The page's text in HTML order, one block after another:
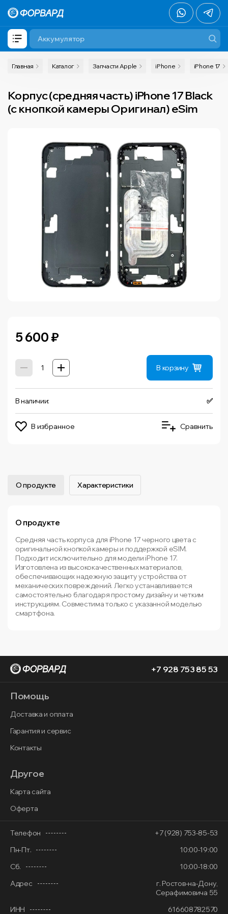
Главная Каталог Запчасти Apple iPhone iPhone 17
Корпус (средняя часть) iPhone 17 Black
(с кнопкой камеры Оригинал) eSim
5 600₽
В корзину
В наличии: ✅
В избранное Сравнить
О продукте Характеристики
О продукте
Средняя часть корпуса для iPhone 17 черного цвета с
оригинальной кнопкой камеры и поддержкой eSIM.
Подходит исключительно для модели iPhone 17.
Изготовлена из высококачественных материалов,
обеспечивающих надежную защиту устройства от
механических повреждений. Легко устанавливается
самостоятельно благодаря простому дизайну и четким
инструкциям. Совместима только с указанной моделью
смартфона.
+7 928 753 85 53
Помощь
Доставка и оплата
Гарантия и сервис
Контакты
Другое
Карта сайта
Оферта
Телефон
+7 (928) 753-85-53
Пн-Пт.
10:00-19:00
Сб.
10:00-18:00
Адрес
г. Ростов-на-Дону,
Серафимовича 55
ИНН
616608782570